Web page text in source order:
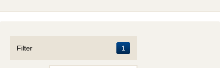
Filter 1